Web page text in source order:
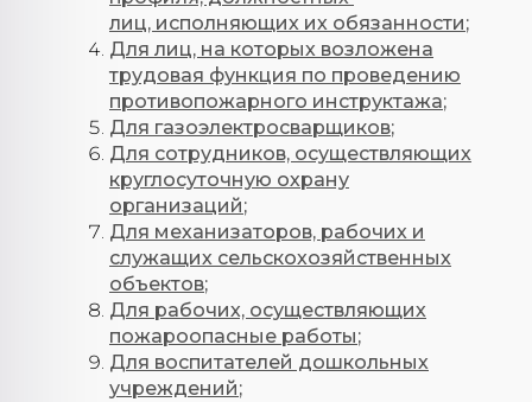
лиц, исполняющих их обязанности;
Для лиц, на которых возложена
трудовая функция по проведению
противопожарного инструктажа;
Для газоэлектросварщиков;
Для сотрудников, осуществляющих
круглосуточную охрану
организаций;
Для механизаторов, рабочих и
служащих сельскохозяйственных
объектов;
Для рабочих, осуществляющих
пожароопасные работы;
Для воспитателей дошкольных
учреждений;